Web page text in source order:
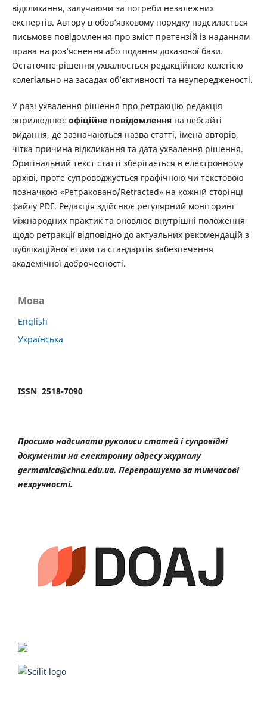
відкликання, залучаючи за потреби незалежних
експертів. Автору в обов’язковому порядку надсилається
письмове повідомлення про зміст претензій із наданням
права на роз’яснення або подання доказової бази.
Остаточне рішення ухвалюється редакційною колегією
колегіально на засадах об’єктивності та неупередженості.
У разі ухвалення рішення про ретракцію редакція
оприлюднює офіційне повідомленняна вебсайті
видання, де зазначаються назва статті, імена авторів,
чітка причина відкликання та дата ухвалення рішення.
Оригінальний текст статті зберігається в електронному
архіві, проте супроводжується графічною чи текстовою
позначкою «Ретраковано/Retracted» на кожній сторінці
файлу PDF. Редакція здійснює регулярний моніторинг
міжнародних практик та оновлює внутрішні положення
щодо ретракції відповідно до актуальних рекомендацій з
публікаційної етики та стандартів забезпечення
академічної доброчесності.
Мова
English
Українська
ISSN 2518-7090
Просимо надсилати рукописи статей і супровідні
документи на електронну адресу журналу
germanica@chnu.edu.ua. Перепрошуємо за тимчасові
незручності.